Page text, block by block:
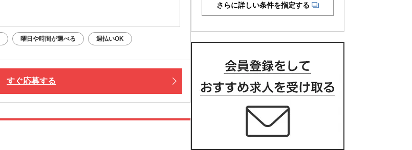
曜日や時間が選べる 週払いOK
すぐ応募する
さらに詳しい条件を指定する